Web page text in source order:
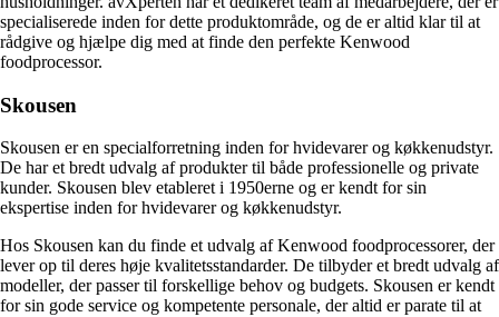
specialiserede inden for dette produktområde, og de er altid klar til at
rådgive og hjælpe dig med at finde den perfekte Kenwood
foodprocessor.
Skousen
Skousen er en specialforretning inden for hvidevarer og køkkenudstyr.
De har et bredt udvalg af produkter til både professionelle og private
kunder. Skousen blev etableret i 1950erne og er kendt for sin
ekspertise inden for hvidevarer og køkkenudstyr.
Hos Skousen kan du finde et udvalg af Kenwood foodprocessorer, der
lever op til deres høje kvalitetsstandarder. De tilbyder et bredt udvalg af
modeller, der passer til forskellige behov og budgets. Skousen er kendt
for sin gode service og kompetente personale, der altid er parate til at